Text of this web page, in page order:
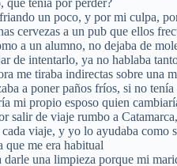
un poco, y por mi culpa,
cervezas a un pub que ellos
a un alumno, no dejaba de
de intentarlo, ya no hablaba
me tiraba indirectas sobre una
a poner paños fríos, si no tenía
mi propio esposo quien
salir de viaje rumbo a
cada viaje, y yo lo ayudaba
que me era habitual
darle una limpieza porque mi